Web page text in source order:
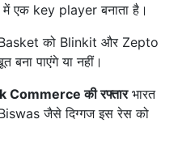
में एक key player बनाता है।
को Blinkit और Zepto
पाएंगे या नहीं।
Commerce की रफ्तारभारत
जैसे दिग्गज इस रेस को